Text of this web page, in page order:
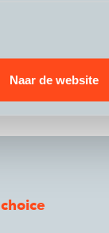
Naar de website
choice